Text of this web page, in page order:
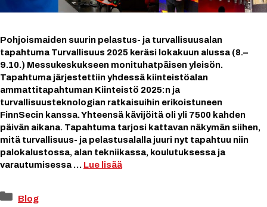
Pohjoismaiden suurin pelastus- ja turvallisuusalan
tapahtuma Turvallisuus 2025 keräsi lokakuun alussa (8.–
9.10.) Messukeskukseen monituhatpäisen yleisön.
Tapahtuma järjestettiin yhdessä kiinteistöalan
ammattitapahtuman Kiinteistö 2025:n ja
turvallisuusteknologian ratkaisuihin erikoistuneen
FinnSecin kanssa. Yhteensä kävijöitä oli yli 7500 kahden
päivän aikana. Tapahtuma tarjosi kattavan näkymän siihen,
mitä turvallisuus- ja pelastusalalla juuri nyt tapahtuu niin
palokalustossa, alan tekniikassa, koulutuksessa ja
varautumisessa … Lue lisää
Kategoriat
Blog